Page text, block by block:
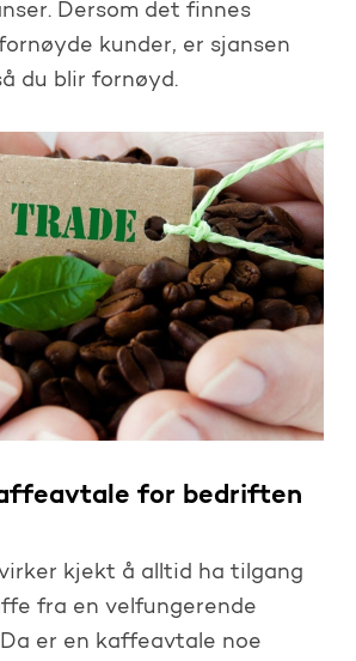
Dersom det finnes
kunder, er sjansen
du blir fornøyd.
for bedriften
kjekt å alltid ha tilgang
fra en velfungerende
er en kaffeavtale noe